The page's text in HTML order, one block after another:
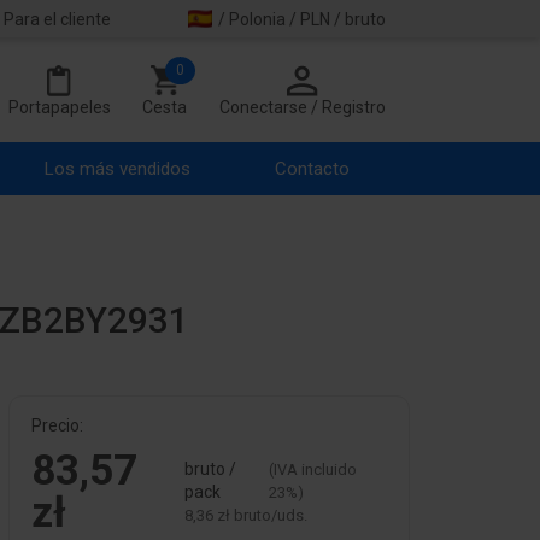
Para el cliente / Polonia / PLN / bruto
Portapapeles Cesta
0
Conectarse / Registro
Los más vendidos Contacto
Precio:
83,57
zł
bruto /
pack
(IVA incluido
23%)
8,36 zł bruto/uds.